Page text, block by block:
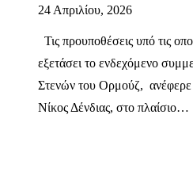
24 Απριλίου, 2026
Τις προυποθέσεις υπό τις
εξετάσει το ενδεχόμενο
Στενών του Ορμούζ,
Νίκος Δένδιας, στο πλαίσιο…